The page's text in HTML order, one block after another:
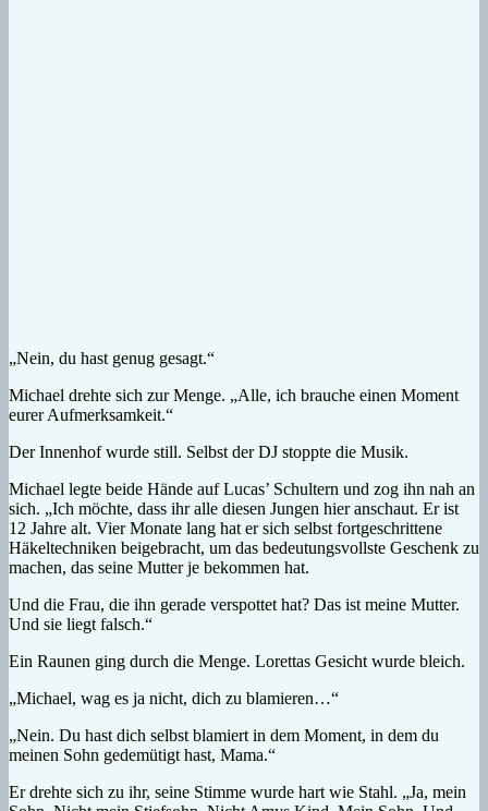
„Nein, du hast genug gesagt.“
Michael drehte sich zur Menge. „Alle, ich brauche einen Moment
eurer Aufmerksamkeit.“
Der Innenhof wurde still. Selbst der DJ stoppte die Musik.
Michael legte beide Hände auf Lucas’ Schultern und zog ihn nah an
sich. „Ich möchte, dass ihr alle diesen Jungen hier anschaut. Er ist
12 Jahre alt. Vier Monate lang hat er sich selbst fortgeschrittene
Häkeltechniken beigebracht, um das bedeutungsvollste Geschenk zu
machen, das seine Mutter je bekommen hat.
Und die Frau, die ihn gerade verspottet hat? Das ist meine Mutter.
Und sie liegt falsch.“
Ein Raunen ging durch die Menge. Lorettas Gesicht wurde bleich.
„Michael, wag es ja nicht, dich zu blamieren…“
„Nein. Du hast dich selbst blamiert in dem Moment, in dem du
meinen Sohn gedemütigt hast, Mama.“
Er drehte sich zu ihr, seine Stimme wurde hart wie Stahl. „Ja, mein